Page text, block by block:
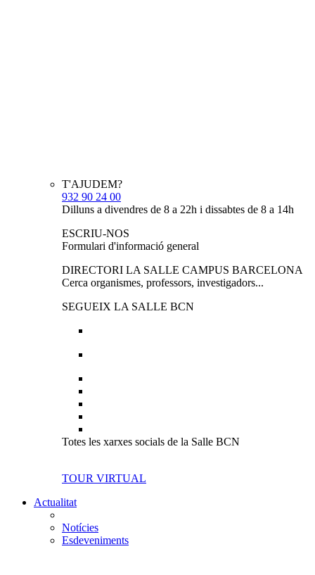
T'AJUDEM?
932 90 24 00
Dilluns a divendres de 8 a 22h i dissabtes de 8 a 14h
ESCRIU-NOS
Formulari d'informació general
DIRECTORI LA SALLE CAMPUS BARCELONA
Cerca organismes, professors, investigadors...
SEGUEIX LA SALLE BCN
Totes les xarxes socials de la Salle BCN
TOUR VIRTUAL
Actualitat
Notícies
Esdeveniments